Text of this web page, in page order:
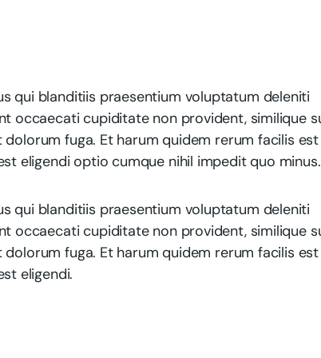
qui blanditiis praesentium voluptatum deleniti
occaecati cupiditate non provident, similique
fuga. Et harum quidem rerum facilis
eligendi optio cumque nihil impedit quo minus.
qui blanditiis praesentium voluptatum deleniti
occaecati cupiditate non provident, similique
fuga. Et harum quidem rerum facilis
eligendi.